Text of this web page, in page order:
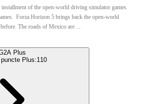
of the open-world driving simulator games
Forza Horizon 5 brings back the open-world
The roads of Mexico are ...
Plus
Plus:110